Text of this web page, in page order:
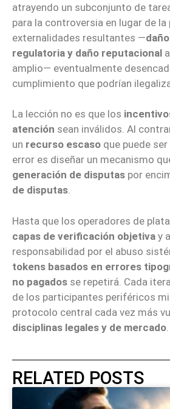
atrayendo un subconjunto de
para la controversia en lugar de
externalidades resultantes —
regulatoria y daño reputacional
amplio— eventualmente
cumplimiento que podrían
La lección no es que los
atención sean inválidos. Al
un recurso escaso que puede
error es diseñar un mecanismo
generación de disputas por
de disputas.
Hasta que los operadores de
capas de verificación objetiva y
responsabilidad por el abuso
tokens basados en errores
no pagados se repetirá. Cada
de los participantes periféricos
protocolo central cada vez más
disciplinas legales y de mercado
RELATED POSTS